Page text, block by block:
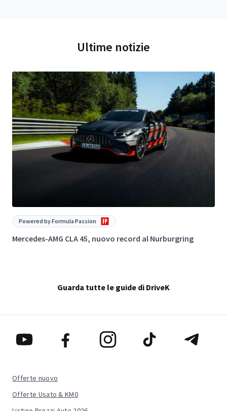
Ultime notizie
Powered by Formula Passion
Mercedes-AMG CLA 45, nuovo record al Nurburgring
Guarda tutte le guide di DriveK
Offerte nuovo
Offerte Usato & KM0